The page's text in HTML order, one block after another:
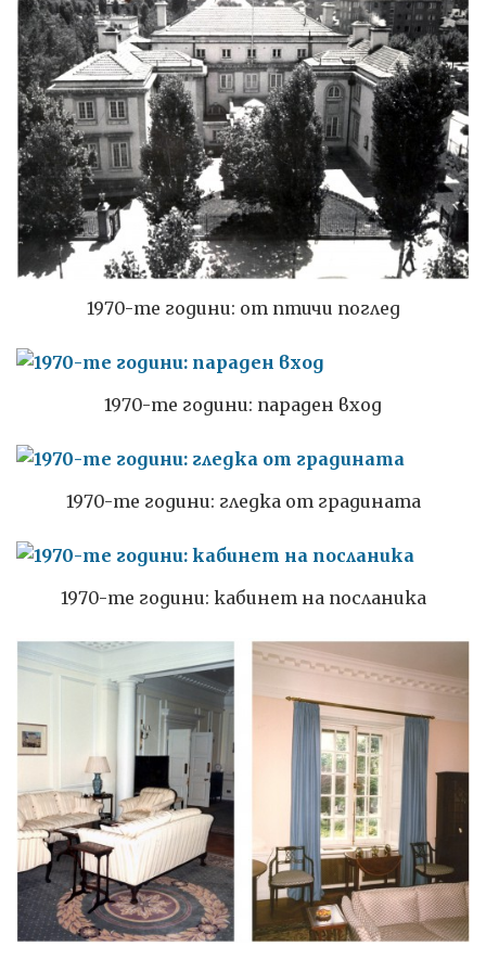
1970-те години: от птичи поглед
1970-те години: параден вход
1970-те години: гледка от градината
1970-те години: кабинет на посланика